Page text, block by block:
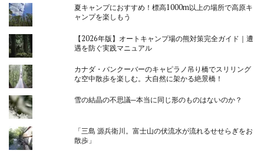
夏キャンプにおすすめ！標高1000m以上の場所で高原キ
ャンプを楽しもう
【2026年版】オートキャンプ場の熊対策完全ガイド｜遭
遇を防ぐ実践マニュアル
カナダ・バンクーバーのキャピラノ吊り橋でスリリング
な空中散歩を楽しむ。大自然に架かる絶景橋！
雪の結晶の不思議─本当に同じ形のものはないのか？
「三島 源兵衛川。富士山の伏流水が流れるせせらぎをお
散歩」